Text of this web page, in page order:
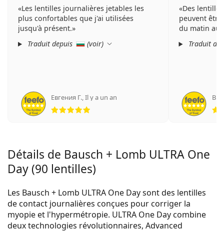
Les lentilles journalières jetables les
plus confortables que j'ai utilisées
jusqu'à présent.
Traduit depuis
(voir)
Евгения Г.,Il y a un an
évaluation 5 sur 5
Des
peuvent
du matin au
Traduit
Détails de Bausch + Lomb ULTRA One
Day (90 lentilles)
Les Bausch + Lomb ULTRA One Day sont des lentilles
de contact journalières conçues pour corriger la
myopie et l'hypermétropie. ULTRA One Day combine
deux technologies révolutionnaires, Advanced